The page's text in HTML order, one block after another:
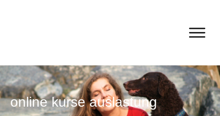
online kurse auslastung